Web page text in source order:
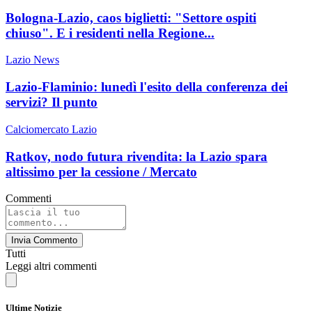
Bologna-Lazio, caos biglietti: "Settore ospiti
chiuso". E i residenti nella Regione...
Lazio News
Lazio-Flaminio: lunedì l'esito della conferenza dei
servizi? Il punto
Calciomercato Lazio
Ratkov, nodo futura rivendita: la Lazio spara
altissimo per la cessione / Mercato
Commenti
Invia Commento
Tutti
Leggi altri commenti
Ultime Notizie